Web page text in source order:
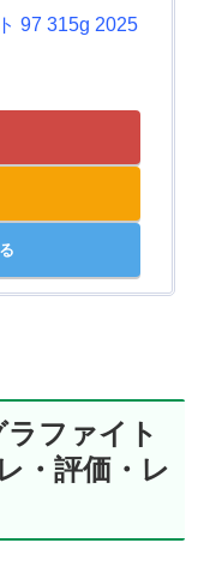
97 315g 2025
ファイト
・評価・レ